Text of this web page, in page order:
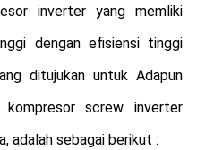
inverter yang memliki
dengan efisiensi tinggi
ditujukan untuk Adapun
kompresor screw inverter
adalah sebagai berikut :